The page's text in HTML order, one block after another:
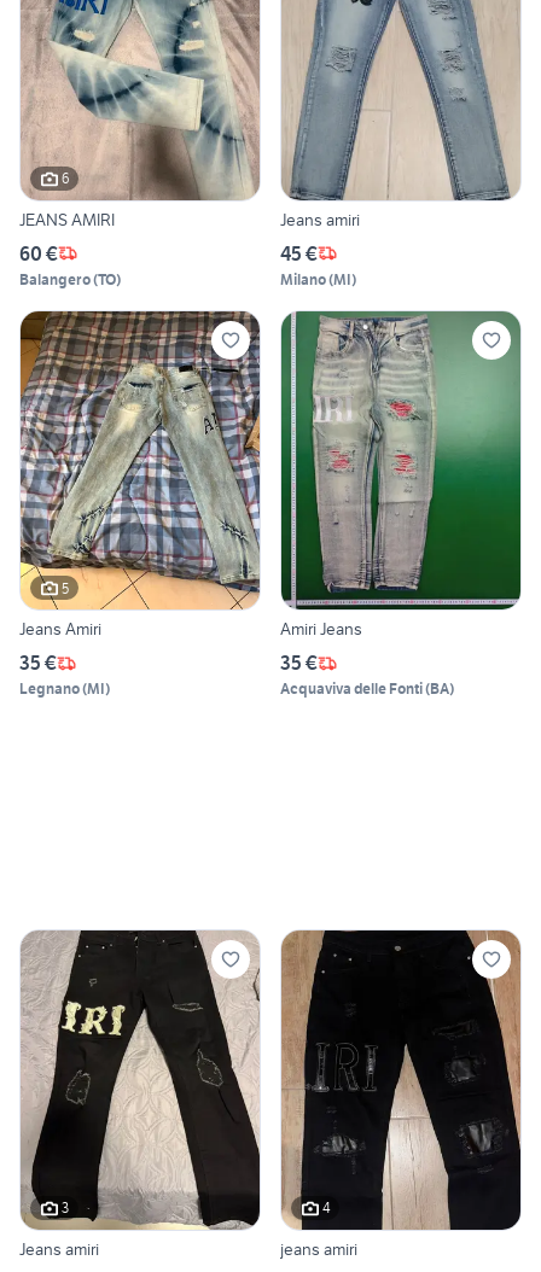
6
JEANS AMIRI
60 €
Balangero(TO)
Jeans amiri
45 €
Milano(MI)
5
Jeans Amiri
35 €
Legnano(MI)
Amiri Jeans
35 €
Acquaviva delle Fonti(BA)
3
Jeans amiri
4
jeans amiri